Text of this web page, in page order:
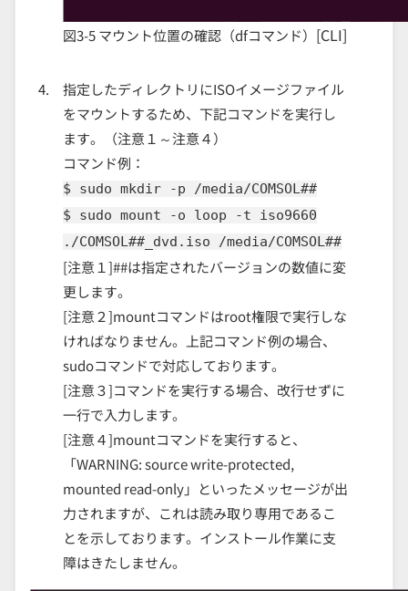
図3-5 マウント位置の確認（dfコマンド） [CLI]
指定したディレクトリにISOイメージファイル
をマウントするため、下記コマンドを実行し
ます。（注意１～注意４）
コマンド例：
$ sudo mkdir -p /media/COMSOL##
$ sudo mount -o loop -t iso9660
./COMSOL##_dvd.iso /media/COMSOL##
[注意１]##は指定されたバージョンの数値に変
更します。
[注意２]mountコマンドはroot権限で実行しな
ければなりません。上記コマンド例の場合、
sudoコマンドで対応しております。
[注意３]コマンドを実行する場合、改行せずに
一行で入力します。
[注意４]mountコマンドを実行すると、
「WARNING: source write-protected,
mounted read-only」といったメッセージが出
力されますが、これは読み取り専用であるこ
とを示しております。インストール作業に支
障はきたしません。